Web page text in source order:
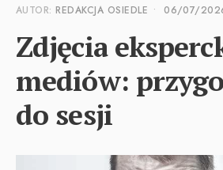
AUTOR:REDAKCJA OSIEDLE • 06/07/
Zdjęcia
mediów:
do sesji